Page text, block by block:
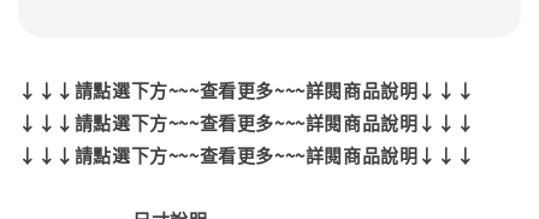
↓↓↓請點選下方~~~查看更多~~~詳閱商品說明↓↓↓
↓↓↓請點選下方~~~查看更多~~~詳閱商品說明↓↓↓
↓↓↓請點選下方~~~查看更多~~~詳閱商品說明↓↓↓